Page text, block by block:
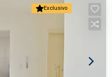
Exclusivo